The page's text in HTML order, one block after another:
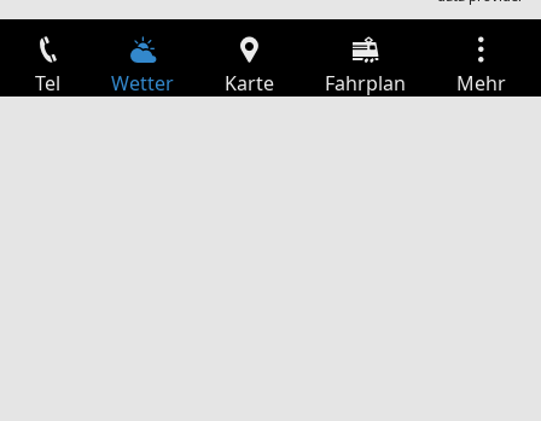
Tel Wetter Karte Fahrplan Mehr